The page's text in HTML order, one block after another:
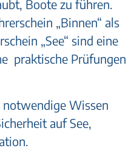
Boote zu führen.
„Binnen“ als
„See“ sind eine
praktische Prüfungen
notwendige Wissen
auf See,